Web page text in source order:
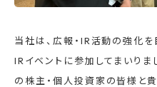
当社は、広報・IR活動の強化
IRイベントに参加してまいりま
の株主・個人投資家の皆様と